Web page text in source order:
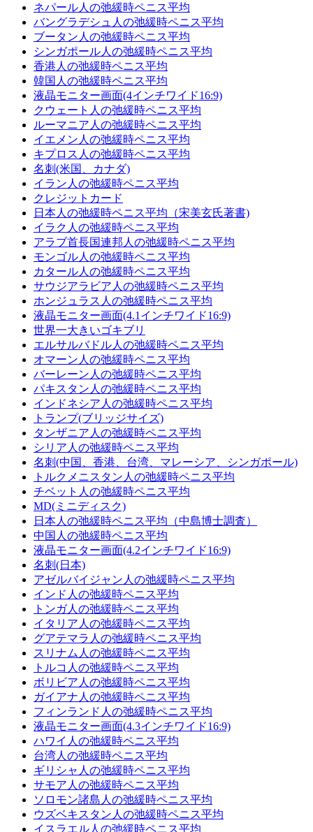
ネパール人の弛緩時ペニス平均
バングラデシュ人の弛緩時ペニス平均
ブータン人の弛緩時ペニス平均
シンガポール人の弛緩時ペニス平均
香港人の弛緩時ペニス平均
韓国人の弛緩時ペニス平均
液晶モニター画面(4インチワイド16:9)
クウェート人の弛緩時ペニス平均
ルーマニア人の弛緩時ペニス平均
イエメン人の弛緩時ペニス平均
キプロス人の弛緩時ペニス平均
名刺(米国、カナダ)
イラン人の弛緩時ペニス平均
クレジットカード
日本人の弛緩時ペニス平均（宋美玄氏著書)
イラク人の弛緩時ペニス平均
アラブ首長国連邦人の弛緩時ペニス平均
モンゴル人の弛緩時ペニス平均
カタール人の弛緩時ペニス平均
サウジアラビア人の弛緩時ペニス平均
ホンジュラス人の弛緩時ペニス平均
液晶モニター画面(4.1インチワイド16:9)
世界一大きいゴキブリ
エルサルバドル人の弛緩時ペニス平均
オマーン人の弛緩時ペニス平均
バーレーン人の弛緩時ペニス平均
パキスタン人の弛緩時ペニス平均
インドネシア人の弛緩時ペニス平均
トランプ(ブリッジサイズ)
タンザニア人の弛緩時ペニス平均
シリア人の弛緩時ペニス平均
名刺(中国、香港、台湾、マレーシア、シンガポール)
トルクメニスタン人の弛緩時ペニス平均
チベット人の弛緩時ペニス平均
MD(ミニディスク)
日本人の弛緩時ペニス平均（中島博士調査）
中国人の弛緩時ペニス平均
液晶モニター画面(4.2インチワイド16:9)
名刺(日本)
アゼルバイジャン人の弛緩時ペニス平均
インド人の弛緩時ペニス平均
トンガ人の弛緩時ペニス平均
イタリア人の弛緩時ペニス平均
グアテマラ人の弛緩時ペニス平均
スリナム人の弛緩時ペニス平均
トルコ人の弛緩時ペニス平均
ボリビア人の弛緩時ペニス平均
ガイアナ人の弛緩時ペニス平均
フィンランド人の弛緩時ペニス平均
液晶モニター画面(4.3インチワイド16:9)
ハワイ人の弛緩時ペニス平均
台湾人の弛緩時ペニス平均
ギリシャ人の弛緩時ペニス平均
サモア人の弛緩時ペニス平均
ソロモン諸島人の弛緩時ペニス平均
ウズベキスタン人の弛緩時ペニス平均
イスラエル人の弛緩時ペニス平均